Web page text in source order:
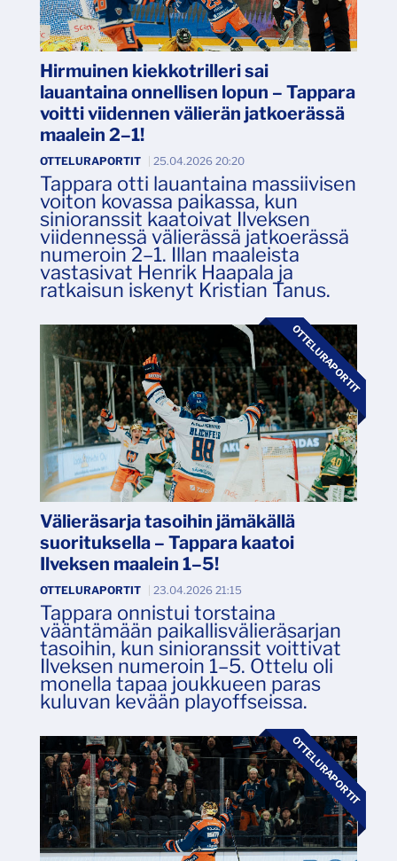
Hirmuinen kiekkotrilleri sai
lauantaina onnellisen lopun – Tappara
voitti viidennen välierän jatkoerässä
maalein 2–1!
OTTELURAPORTIT 25.04.2026 20:20
Tappara otti lauantaina massiivisen
voiton kovassa paikassa, kun
sinioranssit kaatoivat Ilveksen
viidennessä välierässä jatkoerässä
numeroin 2–1. Illan maaleista
vastasivat Henrik Haapala ja
ratkaisun iskenyt Kristian Tanus.
OTTELURAPORTIT
Välieräsarja tasoihin jämäkällä
suorituksella – Tappara kaatoi
Ilveksen maalein 1–5!
OTTELURAPORTIT 23.04.2026 21:15
Tappara onnistui torstaina
vääntämään paikallisvälieräsarjan
tasoihin, kun sinioranssit voittivat
Ilveksen numeroin 1–5. Ottelu oli
monella tapaa joukkueen paras
kuluvan kevään playoffseissa.
OTTELURAPORTIT